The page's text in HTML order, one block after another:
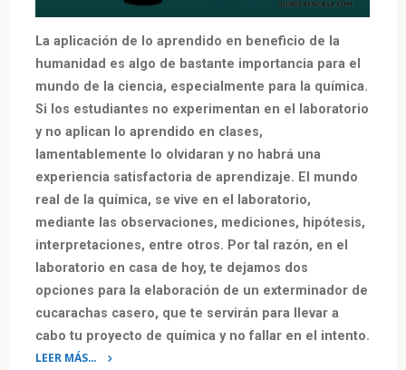
La aplicación de lo aprendido en beneficio de la
humanidad es algo de bastante importancia para el
mundo de la ciencia, especialmente para la química.
Si los estudiantes no experimentan en el laboratorio
y no aplican lo aprendido en clases,
lamentablemente lo olvidaran y no habrá una
experiencia satisfactoria de aprendizaje. El mundo
real de la química, se vive en el laboratorio,
mediante las observaciones, mediciones, hipótesis,
interpretaciones, entre otros. Por tal razón, en el
laboratorio en casa de hoy, te dejamos dos
opciones para la elaboración de un exterminador de
cucarachas casero, que te servirán para llevar a
cabo tu proyecto de química y no fallar en el intento.
LEER MÁS…